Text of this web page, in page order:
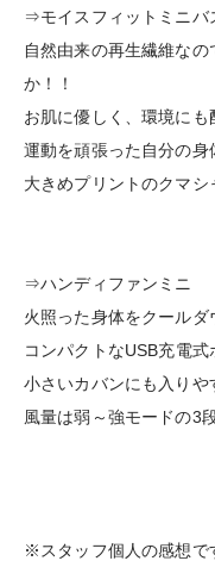
⇒モイスフィットミニバ
自然由来の再生繊維な
か！！
お肌に優しく、環境に
運動を頑張った自分の
大きめプリントのクマ
⇒ハンディファンミニ
火照った身体をクール
コンパクトなUSB充電式
小さいカバンにも入り
風量は弱～強モードの3
※スタッフ個人の感想で